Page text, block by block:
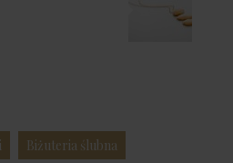
Biżuteria ślubna